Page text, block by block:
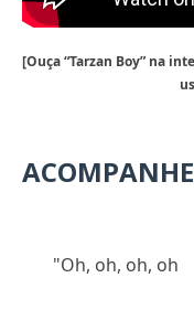
[Ouça “Tarzan Boy” na
"Oh, oh, oh, oh